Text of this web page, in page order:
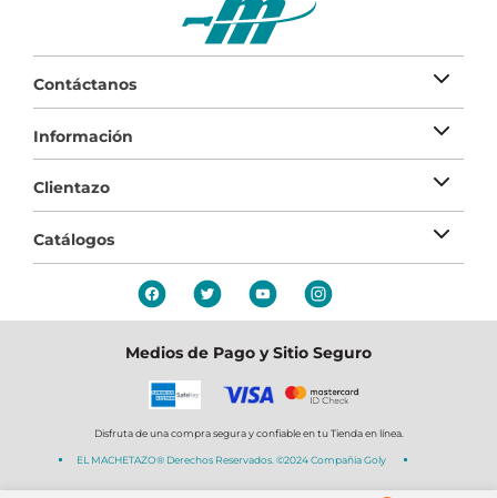
Contáctanos
Información
Clientazo
Catálogos
Medios de Pago y Sitio Seguro
Disfruta de una compra segura y confiable en tu Tienda en línea.
EL MACHETAZO® Derechos Reservados. ©2024 Compañia Goly